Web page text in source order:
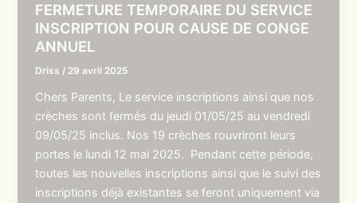
FERMETURE TEMPORAIRE DU SERVICE
INSCRIPTION POUR CAUSE DE CONGE
ANNUEL
Driss / 29 avril 2025
Chers Parents, Le service inscriptions ainsi que nos
crèches sont fermés du jeudi 01/05/25 au vendredi
09/05/25 inclus. Nos 19 crèches rouvriront leurs
portes le lundi 12 mai 2025. Pendant cette période,
toutes les nouvelles inscriptions ainsi que le suivi des
inscriptions déjà existantes se feront uniquement via